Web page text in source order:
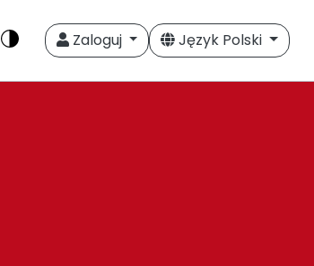
Zaloguj Język Polski